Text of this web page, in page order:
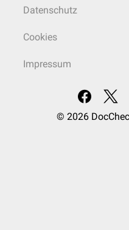
Datenschutz
Cookies
Impressum
© 2026